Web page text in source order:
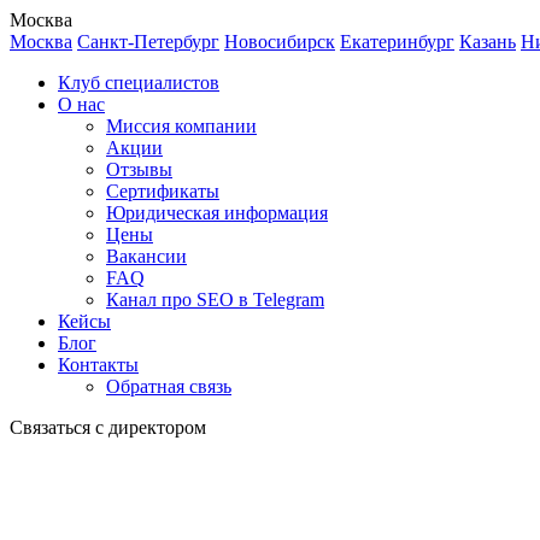
Москва
Москва Санкт-Петербург Новосибирск Екатеринбург Казань
Клуб специалистов
О нас
Миссия компании
Акции
Отзывы
Сертификаты
Юридическая информация
Цены
Вакансии
FAQ
Канал про SEO в Telegram
Кейсы
Блог
Контакты
Обратная связь
Связаться с директором